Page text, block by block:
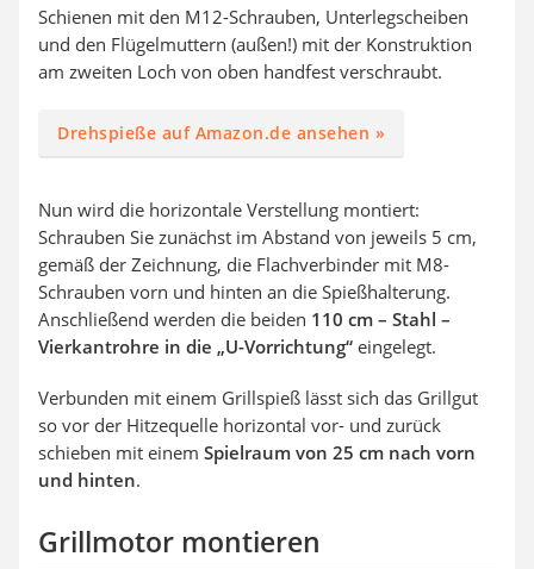
Schienen mit den M12-Schrauben, Unterlegscheiben
und den Flügelmuttern (außen!) mit der Konstruktion
am zweiten Loch von oben handfest verschraubt.
Drehspieße auf Amazon.de ansehen »
Nun wird die horizontale Verstellung montiert:
Schrauben Sie zunächst im Abstand von jeweils 5 cm,
gemäß der Zeichnung, die Flachverbinder mit M8-
Schrauben vorn und hinten an die Spießhalterung.
Anschließend werden die beiden 110 cm – Stahl –
Vierkantrohre in die „U-Vorrichtung“ eingelegt.
Verbunden mit einem Grillspieß lässt sich das Grillgut
so vor der Hitzequelle horizontal vor- und zurück
schieben mit einem Spielraum von 25 cm nach vorn
und hinten.
Grillmotor montieren